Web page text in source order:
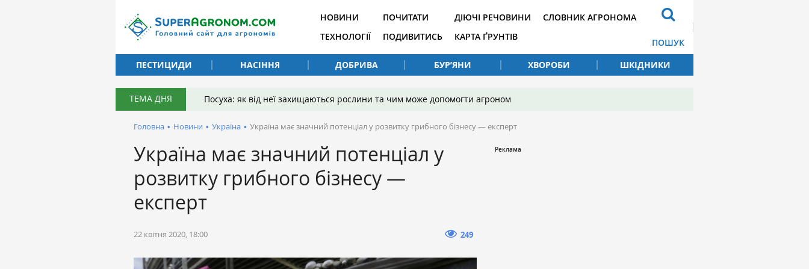
НОВИНИ
ТЕХНОЛОГІЇ
ПОЧИТАТИ
ПОДИВИТИСЬ
ДІЮЧІ РЕЧОВИНИ
КАРТА ҐРУНТІВ
СЛОВНИК АГРОНОМА
ПОШУК
ПЕСТИЦИДИ
НАСІННЯ ДОБРИВА БУР’ЯНИ ХВОРОБИ ШКІДНИКИ
ТЕМА ДНЯ Посуха: як від неї захищаються рослини та чим може допомогти агроном
Головна • Новини • Україна • Україна має значний потенціал у розвитку грибного бізнесу — експерт
Україна має значний потенціал у
розвитку грибного бізнесу —
експерт
22 квітня 2020, 18:00 249